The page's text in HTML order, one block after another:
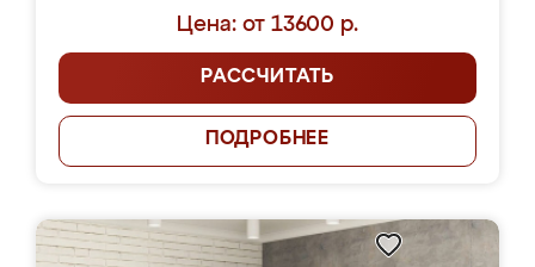
Цена: от 13600 р.
РАССЧИТАТЬ
ПОДРОБНЕЕ